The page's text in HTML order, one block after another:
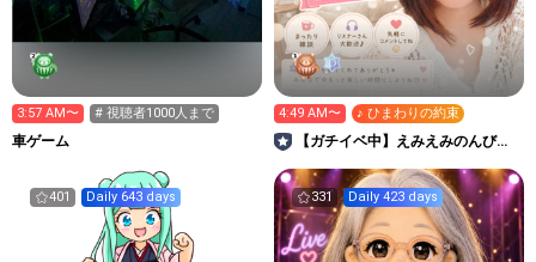
3:57 AM〜 # 視聴者1000人まで
車ゲーム
4:49 AM〜 ♪ ひまわりの約束
【ガチイベ中】えみえみのんびり
401 Daily 643 days 331 Daily 423 days